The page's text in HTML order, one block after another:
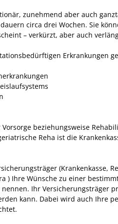
zunehmend aber auch
circa drei Wochen. Sie
– verkürzt, aber auch
Erkrankungen
beziehungsweise
Reha ist die
(Krankenkasse,
) Ihre Wünsche zu einer
Ihr Versicherungsträger
kann. Dabei wird auch Ihre